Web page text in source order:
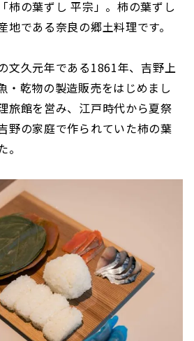
柿の葉ずし 平宗」。柿の葉ずし
地である奈良の郷土料理です。
文久元年である1861年、吉野上
・乾物の製造販売をはじめまし
旅館を営み、江戸時代から夏祭
野の家庭で作られていた柿の葉